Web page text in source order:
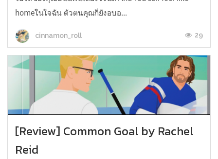
homeในใจฉัน ตัวตนคุณก็ยังอบอ...
cinnamon_roll 29
[Review] Common Goal by Rachel
Reid